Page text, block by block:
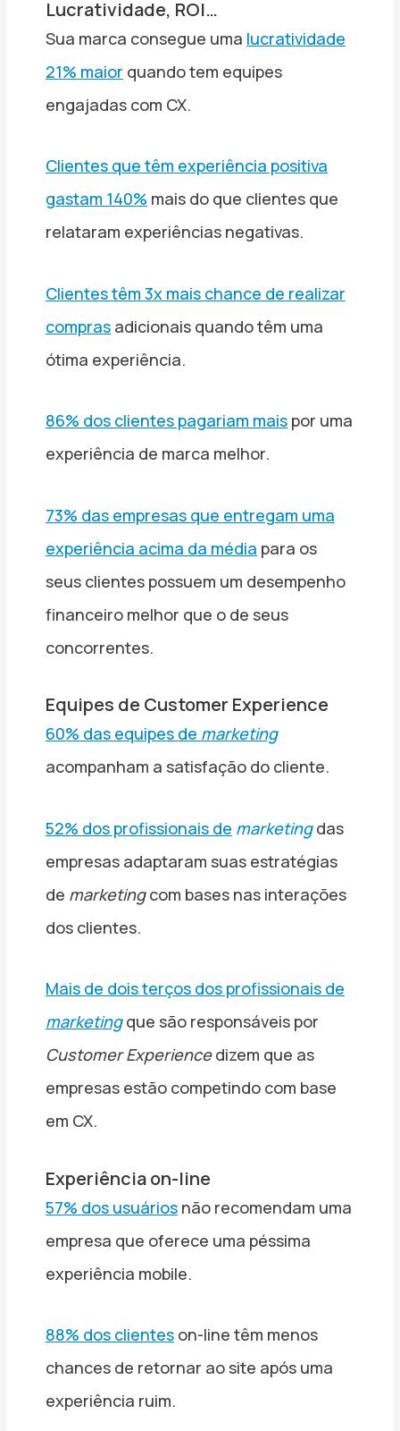
Lucratividade, ROI…
Sua marca consegue uma lucratividade
21% maior quando tem equipes
engajadas com CX.
Clientes que têm experiência positiva
gastam 140% mais do que clientes que
relataram experiências negativas.
Clientes têm 3x mais chance de realizar
compras adicionais quando têm uma
ótima experiência.
86% dos clientes pagariam mais por uma
experiência de marca melhor.
73% das empresas que entregam uma
experiência acima da média para os
seus clientes possuem um desempenho
financeiro melhor que o de seus
concorrentes.
Equipes de Customer Experience
60% das equipes de marketing
acompanham a satisfação do cliente.
52% dos profissionais de marketingdas
empresas adaptaram suas estratégias
de marketingcom bases nas interações
dos clientes.
Mais de dois terços dos profissionais de
marketingque são responsáveis por
Customer Experiencedizem que as
empresas estão competindo com base
em CX.
Experiência on-line
57% dos usuários não recomendam uma
empresa que oferece uma péssima
experiência mobile.
88% dos clientes on-line têm menos
chances de retornar ao site após uma
experiência ruim.